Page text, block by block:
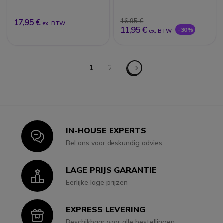
17,95 € ex. BTW 16,95 €
11,95 € ex. BTW -30%
Pagina
U lees momenteel pagina
1 Pagina
2 Pagina - Volgende
IconIN-HOUSE EXPERTS
Bel ons voor deskundig advies
IconLAGE PRIJS GARANTIE
Eerlijke lage prijzen
IconEXPRESS LEVERING